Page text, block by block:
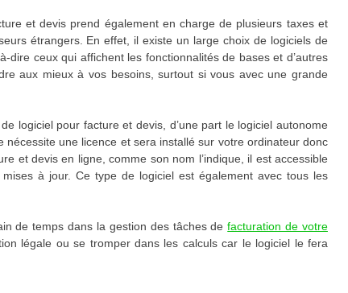
et devis prend également en charge de plusieurs taxes et
étrangers. En effet, il existe un large choix de logiciels de
dire ceux qui affichent les fonctionnalités de bases et d’autres
aux mieux à vos besoins, surtout si vous avec une grande
logiciel pour facture et devis, d’une part le logiciel autonome
une licence et sera installé sur votre ordinateur donc
et devis en ligne, comme son nom l’indique, il est accessible
à jour. Ce type de logiciel est également avec tous les
de temps dans la gestion des tâches defacturation de votre
légale ou se tromper dans les calculs car le logiciel le fera